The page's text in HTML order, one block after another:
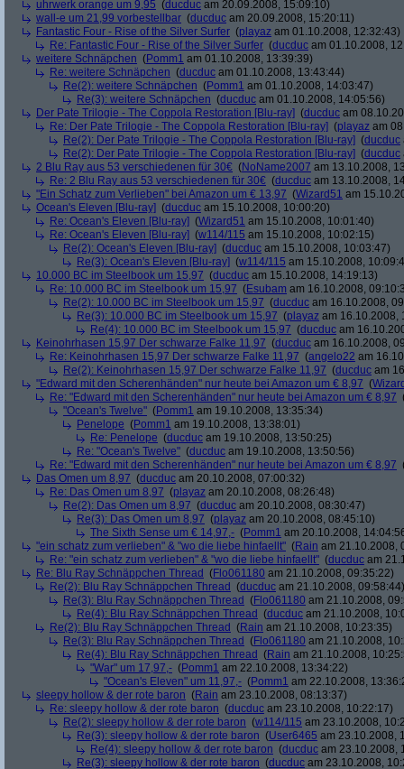
uhrwerk orange um 9,95 (ducduc am 20.09.2008, 15:09:10)
wall-e um 21,99 vorbestellbar (ducduc am 20.09.2008, 15:20:11)
Fantastic Four - Rise of the Silver Surfer (playaz am 01.10.2008, 12:32:43)
Re: Fantastic Four - Rise of the Silver Surfer (ducduc am 01.10.2008,
weitere Schnäpchen (Pomm1 am 01.10.2008, 13:39:39)
Re: weitere Schnäpchen (ducduc am 01.10.2008, 13:43:44)
Re(2): weitere Schnäpchen (Pomm1 am 01.10.2008, 14:03:47)
Re(3): weitere Schnäpchen (ducduc am 01.10.2008, 14:05:56)
Der Pate Trilogie - The Coppola Restoration [Blu-ray] (ducduc am
Re: Der Pate Trilogie - The Coppola Restoration [Blu-ray] (playaz am
Re(2): Der Pate Trilogie - The Coppola Restoration [Blu-ray] (ducduc
Re(2): Der Pate Trilogie - The Coppola Restoration [Blu-ray] (ducduc
2 Blu Ray aus 53 verschiedenen für 30€ (NoName2007 am 13.10.2008,
Re: 2 Blu Ray aus 53 verschiedenen für 30€ (ducduc am 13.10.2008,
"Ein Schatz zum Verlieben" bei Amazon um € 13,97 (Wizard51 am
Ocean's Eleven [Blu-ray] (ducduc am 15.10.2008, 10:00:20)
Re: Ocean's Eleven [Blu-ray] (Wizard51 am 15.10.2008, 10:01:40)
Re: Ocean's Eleven [Blu-ray] (w114/115 am 15.10.2008, 10:02:15)
Re(2): Ocean's Eleven [Blu-ray] (ducduc am 15.10.2008, 10:03:47)
Re(3): Ocean's Eleven [Blu-ray] (w114/115 am 15.10.2008,
10.000 BC im Steelbook um 15,97 (ducduc am 15.10.2008, 14:19:13)
Re: 10.000 BC im Steelbook um 15,97 (Esubam am 16.10.2008,
Re(2): 10.000 BC im Steelbook um 15,97 (ducduc am 16.10.2008,
Re(3): 10.000 BC im Steelbook um 15,97 (playaz am 16.10.2008,
Re(4): 10.000 BC im Steelbook um 15,97 (ducduc am
Keinohrhasen 15,97 Der schwarze Falke 11,97 (ducduc am 16.10.2008,
Re: Keinohrhasen 15,97 Der schwarze Falke 11,97 (angelo22 am
Re(2): Keinohrhasen 15,97 Der schwarze Falke 11,97 (ducduc am
"Edward mit den Scherenhänden" nur heute bei Amazon um € 8,97 (
Re: "Edward mit den Scherenhänden" nur heute bei Amazon um € 8,97
"Ocean's Twelve" (Pomm1 am 19.10.2008, 13:35:34)
Penelope (Pomm1 am 19.10.2008, 13:38:01)
Re: Penelope (ducduc am 19.10.2008, 13:50:25)
Re: "Ocean's Twelve" (ducduc am 19.10.2008, 13:50:56)
Re: "Edward mit den Scherenhänden" nur heute bei Amazon um € 8,97
Das Omen um 8,97 (ducduc am 20.10.2008, 07:00:32)
Re: Das Omen um 8,97 (playaz am 20.10.2008, 08:26:48)
Re(2): Das Omen um 8,97 (ducduc am 20.10.2008, 08:30:47)
Re(3): Das Omen um 8,97 (playaz am 20.10.2008, 08:45:10)
The Sixth Sense um € 14,97,- (Pomm1 am 20.10.2008,
"ein schatz zum verlieben" & "wo die liebe hinfaellt" (Rain am 21.10.2008,
Re: "ein schatz zum verlieben" & "wo die liebe hinfaellt" (ducduc am
Re: Blu Ray Schnäppchen Thread (Flo061180 am 21.10.2008, 09:35:22)
Re(2): Blu Ray Schnäppchen Thread (ducduc am 21.10.2008, 09:58:44)
Re(3): Blu Ray Schnäppchen Thread (Flo061180 am 21.10.2008,
Re(4): Blu Ray Schnäppchen Thread (ducduc am 21.10.2008,
Re(2): Blu Ray Schnäppchen Thread (Rain am 21.10.2008, 10:23:35)
Re(3): Blu Ray Schnäppchen Thread (Flo061180 am 21.10.2008,
Re(4): Blu Ray Schnäppchen Thread (Rain am 21.10.2008,
"War" um 17,97,- (Pomm1 am 22.10.2008, 13:34:22)
"Ocean's Eleven" um 11,97,- (Pomm1 am 22.10.2008,
sleepy hollow & der rote baron (Rain am 23.10.2008, 08:13:37)
Re: sleepy hollow & der rote baron (ducduc am 23.10.2008, 10:22:17)
Re(2): sleepy hollow & der rote baron (w114/115 am 23.10.2008,
Re(3): sleepy hollow & der rote baron (User6465 am 23.10.2008,
Re(4): sleepy hollow & der rote baron (ducduc am 23.10.2008,
Re(3): sleepy hollow & der rote baron (ducduc am 23.10.2008,